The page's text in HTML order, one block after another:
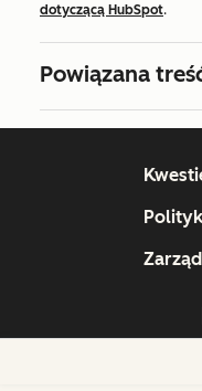
dotyczącą HubSpot.
Powiązana